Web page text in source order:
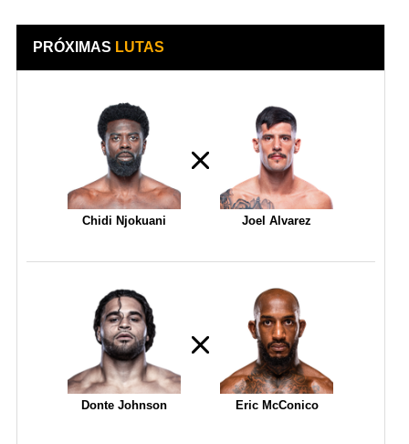
PRÓXIMAS LUTAS
Chidi Njokuani Joel Alvarez
Donte Johnson Eric McConico